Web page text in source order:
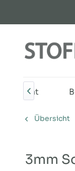
Sweat

Übersicht
3mm